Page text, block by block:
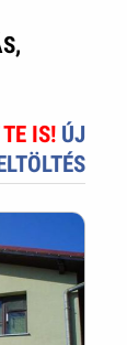
IS! ÚJ